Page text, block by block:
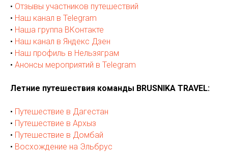
• Отзывы участников путешествий
• Наш канал в Telegram
• Наша группа ВКонтакте
• Наш канал в Яндекс Дзен
• Наш профиль в Нельзяграм
• Анонсы мероприятий в Telegram
Летние путешествия команды BRUSNIKA TRAVEL:
• Путешествие в Дагестан
• Путешествие в Архыз
• Путешествие в Домбай
• Восхождение на Эльбрус